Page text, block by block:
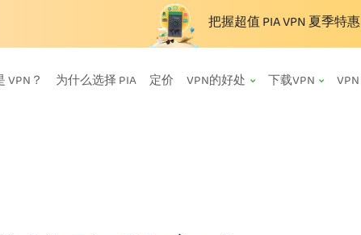
把握超值 PIA VPN 夏季特
VPN？ 为什么选择 PIA 定价 VPN的好处 下载VPN